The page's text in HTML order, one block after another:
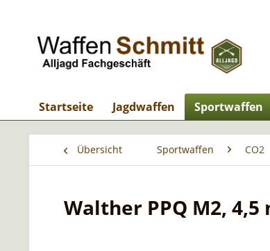
Startseite Jagdwaffen Sportwaffen
Übersicht Sportwaffen CO2
Walther PPQ M2, 4,5